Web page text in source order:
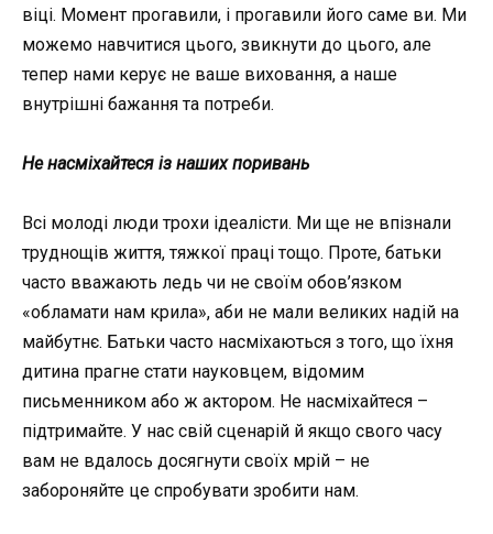
віці. Момент прогавили, і прогавили його саме ви. Ми
можемо навчитися цього, звикнути до цього, але
тепер нами керує не ваше виховання, а наше
внутрішні бажання та потреби.
Не насміхайтеся із наших поривань
Всі молоді люди трохи ідеалісти. Ми ще не впізнали
труднощів життя, тяжкої праці тощо. Проте, батьки
часто вважають ледь чи не своїм обов’язком
«обламати нам крила», аби не мали великих надій на
майбутнє. Батьки часто насміхаються з того, що їхня
дитина прагне стати науковцем, відомим
письменником або ж актором. Не насміхайтеся –
підтримайте. У нас свій сценарій й якщо свого часу
вам не вдалось досягнути своїх мрій – не
забороняйте це спробувати зробити нам.